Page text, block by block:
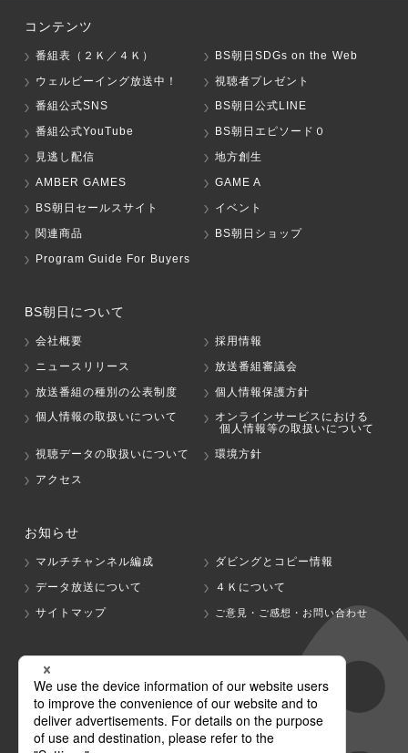
コンテンツ
番組表（２Ｋ／４Ｋ）
BS朝日SDGs on the Web
ウェルビーイング放送中！
視聴者プレゼント
番組公式SNS
BS朝日公式LINE
番組公式YouTube
BS朝日エピソード０
見逃し配信
地方創生
AMBER GAMES
GAME A
BS朝日セールスサイト
イベント
関連商品
BS朝日ショップ
Program Guide For Buyers
BS朝日について
会社概要
採用情報
ニュースリリース
放送番組審議会
放送番組の種別の公表制度
個人情報保護方針
個人情報の取扱いについて
オンラインサービスにおける
個人情報等の取扱いについて
視聴データの取扱いについて
環境方針
アクセス
お知らせ
マルチチャンネル編成
ダビングとコピー情報
データ放送について
４Ｋについて
サイトマップ
ご意見・ご感想・お問い合わせ
グループ会社
テレビ朝日 テレ朝チャンネル